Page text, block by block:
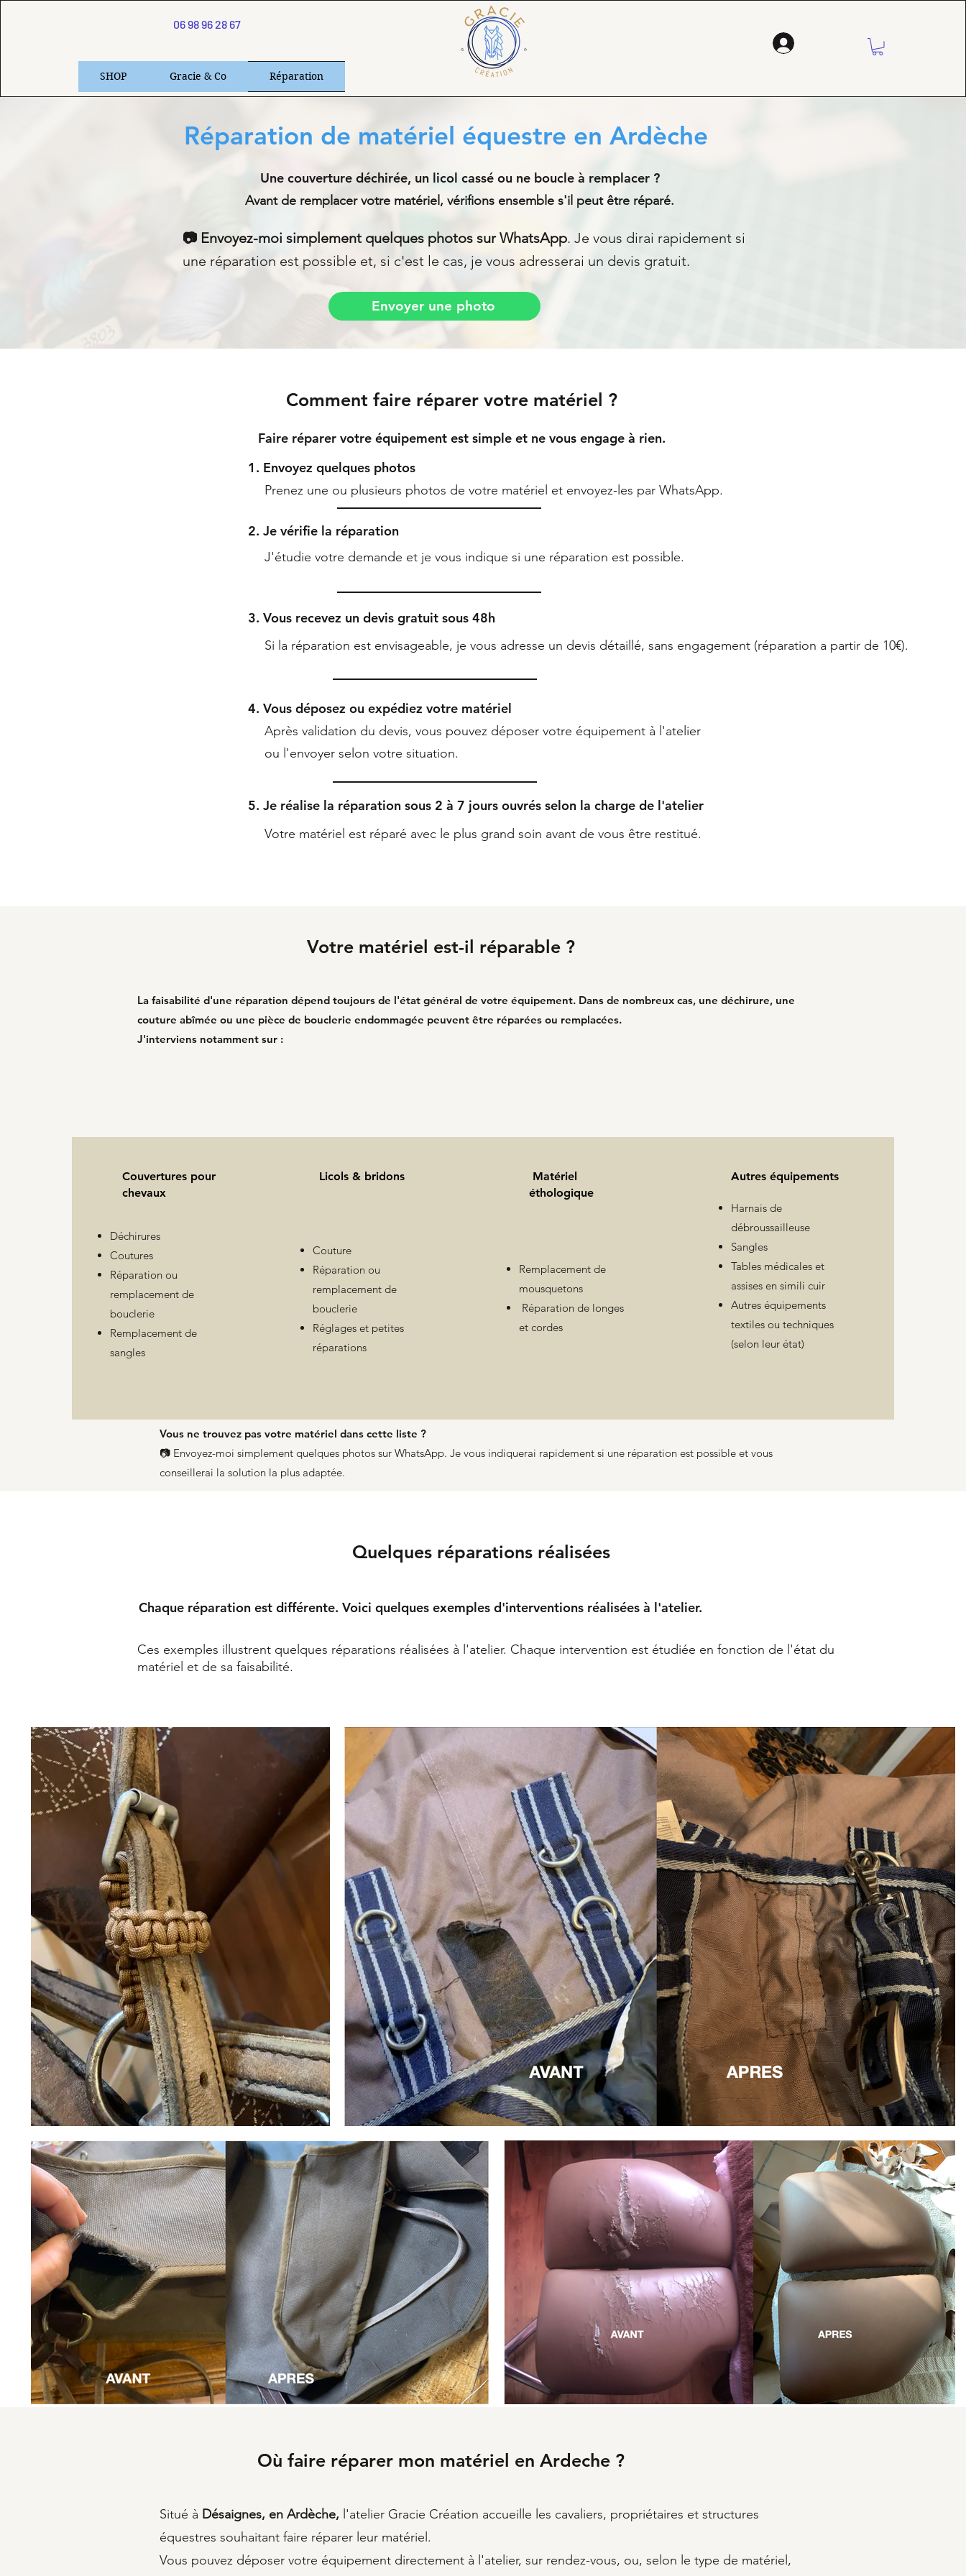
06 98 96 28 67
SHOP Gracie & Co Réparation
Réparation de matériel équestre en Ardèche
Une couverture déchirée, un licol cassé ou ne boucle à remplacer ?
Avant de remplacer votre matériel, vérifions ensemble s'il peut être réparé.
📷 Envoyez-moi simplement quelques photos sur WhatsApp. Je vous dirai rapidement si
une réparation est possible et, si c'est le cas, je vous adresserai un devis gratuit.
Envoyer une photo
Comment faire réparer votre matériel ?
Faire réparer votre équipement est simple et ne vous engage à rien.
1. Envoyez quelques photos
Prenez une ou plusieurs photos de votre matériel et envoyez-les par WhatsApp.
2. Je vérifie la réparation
J'étudie votre demande et je vous indique si une réparation est possible.
3. Vous recevez un devis gratuit sous 48h
Si la réparation est envisageable, je vous adresse un devis détaillé, sans engagement (réparation a partir de 10€).
4. Vous déposez ou expédiez votre matériel
Après validation du devis, vous pouvez déposer votre équipement à l'atelier
ou l'envoyer selon votre situation.
5. Je réalise la réparation sous 2 à 7 jours ouvrés selon la charge de l'atelier
Votre matériel est réparé avec le plus grand soin avant de vous être restitué.
Votre matériel est-il réparable ?
La faisabilité d'une réparation dépend toujours de l'état général de votre équipement. Dans de nombreux cas, une déchirure, une
couture abîmée ou une pièce de bouclerie endommagée peuvent être réparées ou remplacées.
J'interviens notamment sur :
Couvertures pour
chevaux
Déchirures
Coutures
Réparation ou
remplacement de
bouclerie
Remplacement de
sangles
Licols & bridons
Couture
Réparation ou
remplacement de
bouclerie
Réglages et petites
réparations
Matériel
éthologique
Remplacement de
mousquetons
Réparation de longes
et cordes
Autres équipements
Harnais de
débroussailleuse
Sangles
Tables médicales et
assises en simili cuir
Autres équipements
textiles ou techniques
(selon leur état)
Vous ne trouvez pas votre matériel dans cette liste ?
📷 Envoyez-moi simplement quelques photos sur WhatsApp. Je vous indiquerai rapidement si une réparation est possible et vous
conseillerai la solution la plus adaptée.
Quelques réparations réalisées
Chaque réparation est différente. Voici quelques exemples d'interventions réalisées à l'atelier.
Ces exemples illustrent quelques réparations réalisées à l'atelier. Chaque intervention est étudiée en fonction de l'état du
matériel et de sa faisabilité.
Où faire réparer mon matériel en Ardeche ?
Situé à Désaignes, en Ardèche, l'atelier Gracie Création accueille les cavaliers, propriétaires et structures
équestres souhaitant faire réparer leur matériel.
Vous pouvez déposer votre équipement directement à l'atelier, sur rendez-vous, ou, selon le type de matériel,